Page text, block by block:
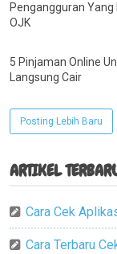
Pengangguran Yang
OJK
5 Pinjaman Online
Langsung Cair
Posting Lebih Baru
ARTIKEL
Cara Cek
Cara Terbaru